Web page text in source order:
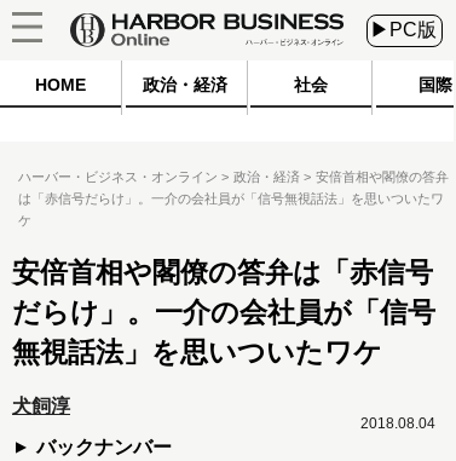
▶PC版
HOME 政治・経済 社会 国際
ハーバー・ビジネス・オンライン 政治・経済
安倍首相や閣僚の答弁
は「赤信号だらけ」。一介の会社員が「信号無視話法」を思いついたワ
ケ
安倍首相や閣僚の答弁は「赤信号
だらけ」。一介の会社員が「信号
無視話法」を思いついたワケ
犬飼淳
バックナンバー
2018.08.04